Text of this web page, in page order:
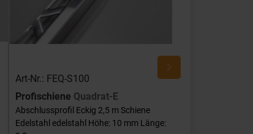
Art-Nr.: FEQ-S100
Profischiene Quadrat-E
Abschlussprofil Eckig 2,5 m Schiene
Edelstahl edelstahl Höhe: 10 mm Länge: